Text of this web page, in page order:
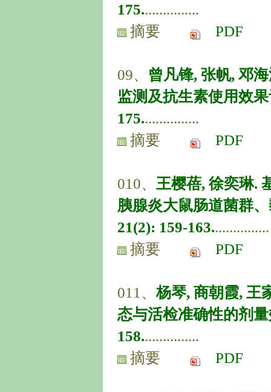
175................
摘要
PDF
09、 曾凡锋, 张帆, 邓
监测及抗生素使用效
175................
摘要
PDF
010、 王樱蓓, 徐奕琳.
胰腺炎大鼠肠道菌群
21(2): 159-163................
摘要
PDF
011、杨琴, 商朝霞, 王
态与活检准确性的剂
158................
摘要
PDF